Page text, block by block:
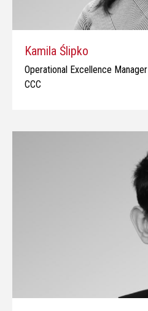
Kamila Ślipko
Operational Excellence Manager
CCC